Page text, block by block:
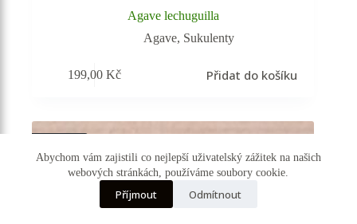
Abychom vám zajistili co nejlepší uživatelský zážitek na našich
webových stránkách, používáme soubory cookie.
Příjmout Odmítnout
Agave lechuguilla
Agave, Sukulenty
199,00Kč Přidat do košíku